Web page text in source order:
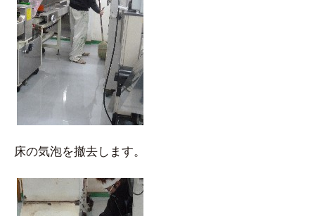
床の気泡を撤去します。